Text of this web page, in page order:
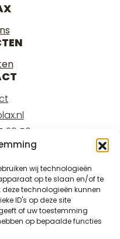
wij technologieën
op te slaan en/of te
technologieën kunnen
ID's op deze site
of uw toestemming
op bepaalde functies
29 50
17
15